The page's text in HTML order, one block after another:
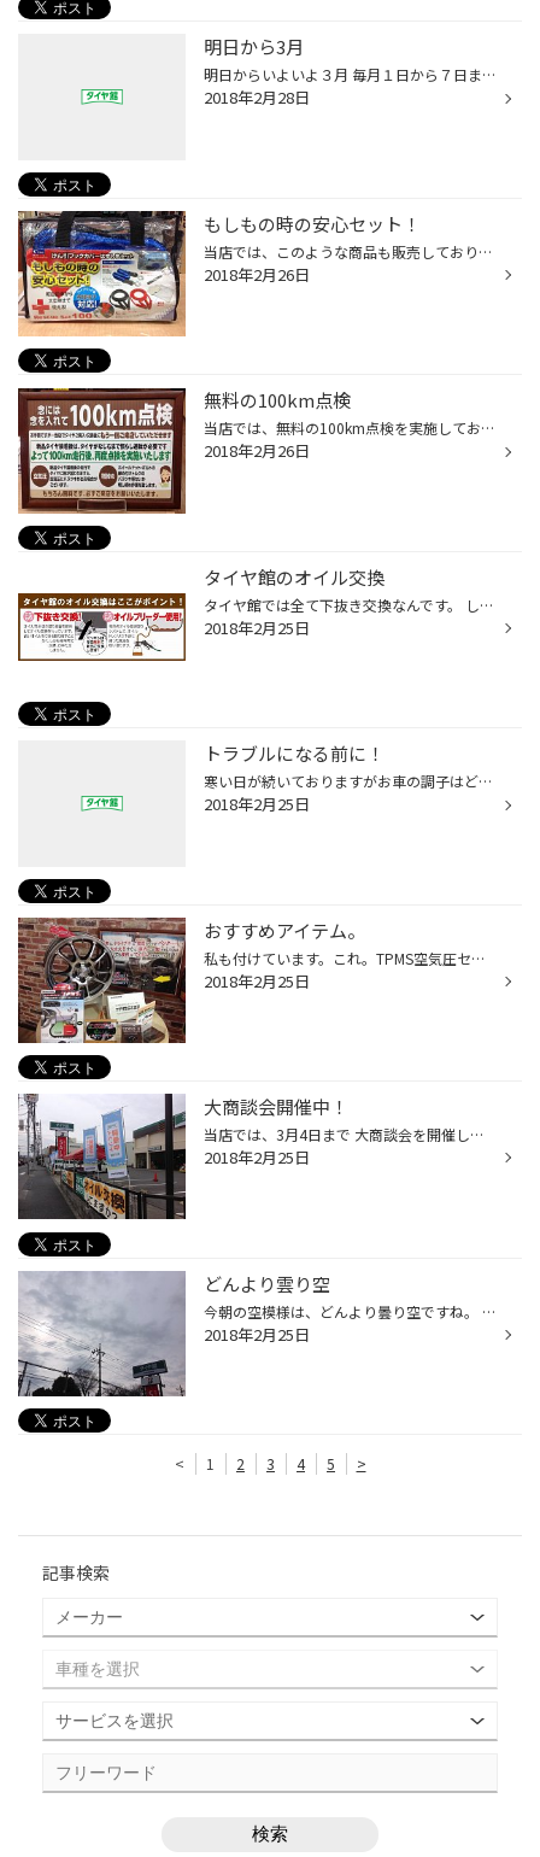
明日から3月
明日からいよいよ３月 毎月１日から７日まで レディースウィーク開催中です。 火曜日＆木曜日に来店できない 女性のお客様、是非ご来店下さい。 お待ちしております。
2018年2月28日
もしもの時の安心セット！
当店では、このような商品も販売しております( ´ ▽ ` ) もしもの時に けん引ロープやブースターケーブルが必要になる事もあるかも？ 実際に私は、出先でバッテリーが上がってしまって ブースターケーブルを使いエンジンを始動させた経験があります。 備えあれば憂いなしでトランクに常備するのも安...
2018年2月26日
無料の100km点検
当店では、無料の100km点検を実施しております。 新品タイヤを購入・装着して頂いた後に お手数ではありますが、 もう一度、ご来店して頂けるようにお願いしております。 新品タイヤ装着後は、タイヤが馴染むまで慣らし運転が必要です。 よって100km走行後、空気圧やホイールナット・ボルトの 増し...
2018年2月26日
タイヤ館のオイル交換
タイヤ館では全て下抜き交換なんです。 しかもパッキンは無料で新品に交換致します。 こだわりポイントはそこに溜まって出てこないオイルをしっかり吸い取る 『オイルブリーダー』を使用！ しっかり抜いてから新品オイルを入れるんです♫ 安全・安心なエンジンオイル交換はタイヤ館に☆おまかせ☆ ぜひ...
2018年2月25日
トラブルになる前に！
寒い日が続いておりますがお車の調子はどうですか？ この時期に多いのが、バッテリートラブルなんです！ 特に寒い時期はバッテリーのトラブルが多いんです！ JAFやレッカーサービスの出動件数がとても多いです！ トラブルが起きる前にお車の点検をしましょう！！ あさか店では、お車の『無料安全点...
2018年2月25日
おすすめアイテム。
私も付けています。これ。TPMS空気圧センサーです。(^_^)タイヤの空気圧が減ると『ランプ』でお知らせしてくれる便利なアイテムです。 空気圧が低下し過ぎるとパンク、タイヤの減りが早くなってしまいますね。 普段の空気圧管理にも役立ちます。 詳しく知りたいという方は是非当店へお立ち寄り下さ...
2018年2月25日
大商談会開催中！
当店では、3月4日まで 大商談会を開催しております( ´ ▽ ` )v この幟が目印です！ スタッドレスタイヤの在庫処分品の販売や 夏タイヤのご成約の特典が盛り沢山！ この機会にご検討を宜しくお願い致します。 詳しい内容は、店頭にて発表しております。 スタッフ一同、お客様のご来店を 心よりお待ち...
2018年2月25日
どんより雲り空
今朝の空模様は、どんより曇り空ですね。 もう3月が目の前というのに寒い日が続きます。 雪が降ってもおかしくない気温ですが、 昨日、店長はスタッドレスタイヤから夏タイヤへ 履き替えを行っていました。 そろそろ履き替えの時期になってきました。 皆さんは如何でしょうか？ ご予約、お問い合わ...
2018年2月25日
< 1 2 3 4 5 >
記事検索